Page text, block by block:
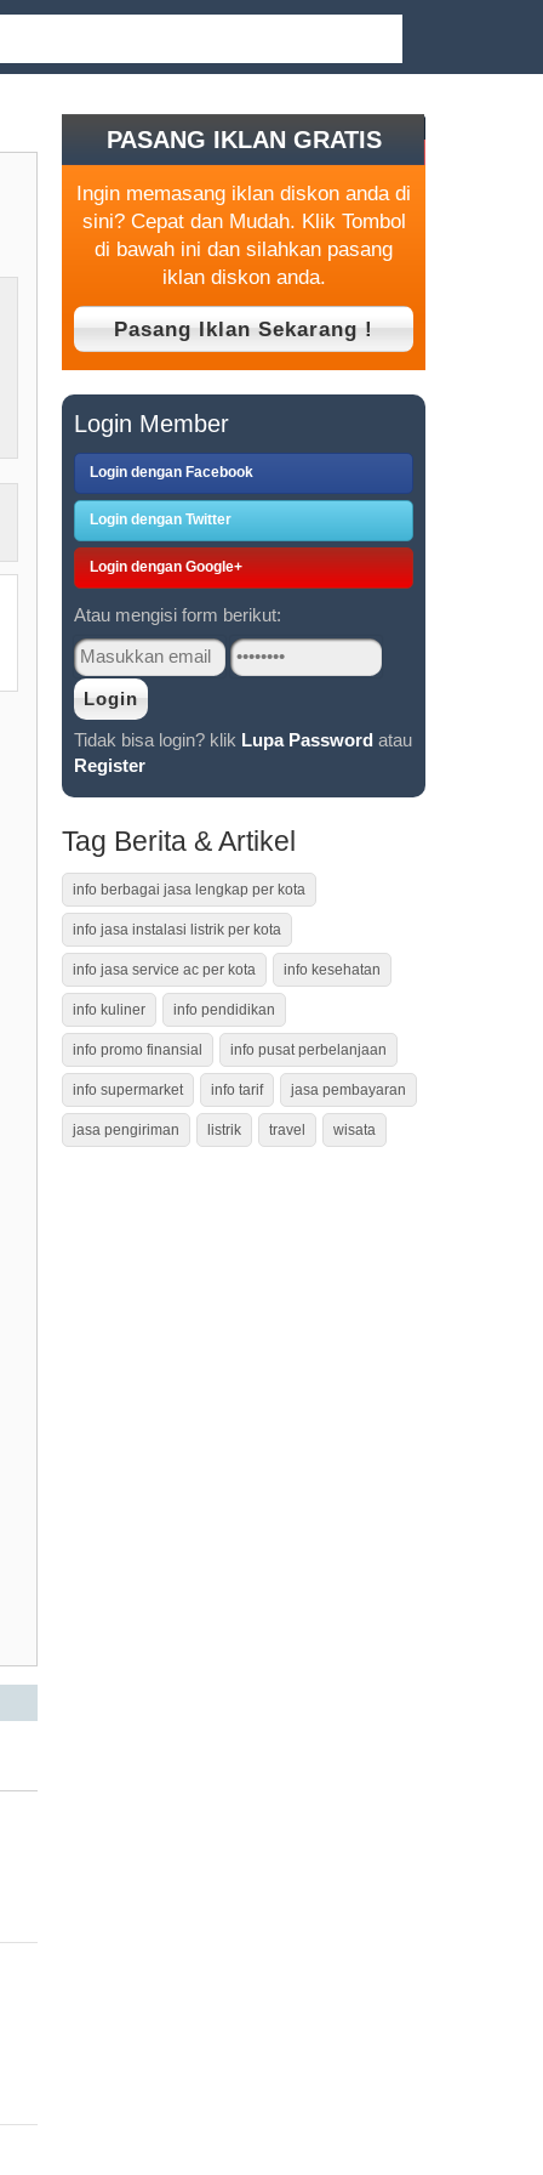
PASANG IKLAN GRATIS
Ingin memasang iklan diskon anda di
sini? Cepat dan Mudah. Klik Tombol
di bawah ini dan silahkan pasang
iklan diskon anda.
Login Member
Login dengan Facebook
Login dengan Twitter
Login dengan Google+
Atau mengisi form berikut:
Tidak bisa login? klik Lupa Password atau
Register
Tag Berita & Artikel
info berbagai jasa lengkap per kota
info jasa instalasi listrik per kota
info jasa service ac per kota info kesehatan
info kuliner info pendidikan
info promo finansial info pusat perbelanjaan
info supermarket info tarif jasa pembayaran
jasa pengiriman listrik travel wisata